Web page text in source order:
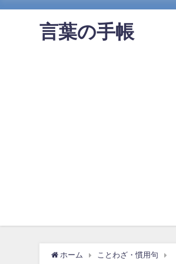
言葉の手帳
ホーム ことわざ・慣用句